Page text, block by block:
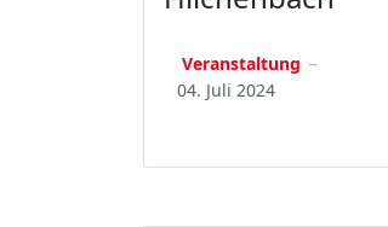
Veranstaltung
04. Juli 2024